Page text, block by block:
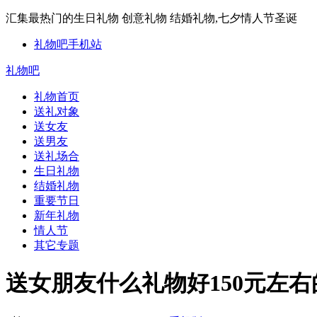
汇集最热门的生日礼物 创意礼物 结婚礼物,七夕情人节圣诞
礼物吧手机站
礼物吧
礼物首页
送礼对象
送女友
送男友
送礼场合
生日礼物
结婚礼物
重要节日
新年礼物
情人节
其它专题
送女朋友什么礼物好150元左右